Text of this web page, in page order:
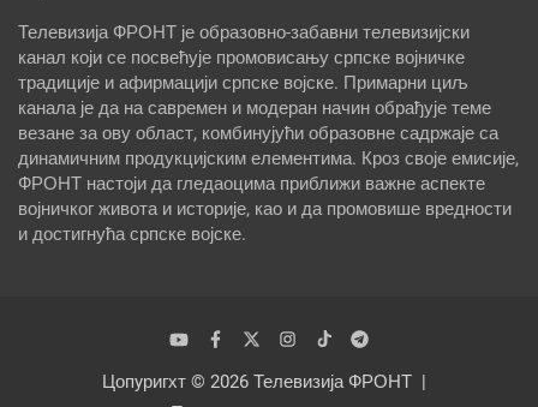
Телевизија ФРОНТ је образовно-забавни телевизијски
канал који се посвећује промовисању српске војничке
традиције и афирмацији српске војске. Примарни циљ
канала је да на савремен и модеран начин обрађује теме
везане за ову област, комбинујући образовне садржаје са
динамичним продукцијским елементима. Кроз своје емисије,
ФРОНТ настоји да гледаоцима приближи важне аспекте
војничког живота и историје, као и да промовише вредности
и достигнућа српске војске.
Цопyригхт © 2026 Телевизија ФРОНТ